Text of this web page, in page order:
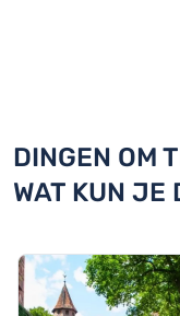
DINGEN OM
WAT KUN JE